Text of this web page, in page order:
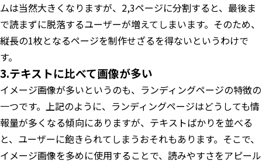
ムは当然大きくなりますが、2,3ページに分割すると、最後ま
で読まずに脱落するユーザーが増えてしまいます。そのため、
縦長の1枚となるページを制作せざるを得ないというわけで
す。
3.テキストに比べて画像が多い
イメージ画像が多いというのも、ランディングページの特徴の
一つです。上記のように、ランディングページはどうしても情
報量が多くなる傾向にありますが、テキストばかりを並べる
と、ユーザーに飽きられてしまうおそれもあります。そこで、
イメージ画像を多めに使用することで、読みやすさをアピール